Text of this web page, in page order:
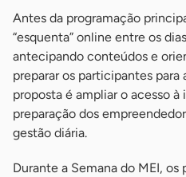
Antes da programação
“esquenta” online entre os
antecipando conteúdos e
preparar os participantes para
proposta é ampliar o acesso
preparação dos
gestão diária.
Durante a Semana do MEI,